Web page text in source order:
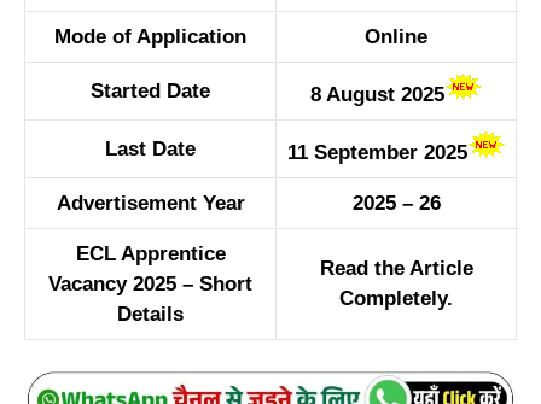
Mode of Application Online
Started Date 8 August 2025
Last Date 11 September 2025
Advertisement Year 2025 – 26
ECL Apprentice
Vacancy 2025 – Short
Details
Read the Article
Completely.